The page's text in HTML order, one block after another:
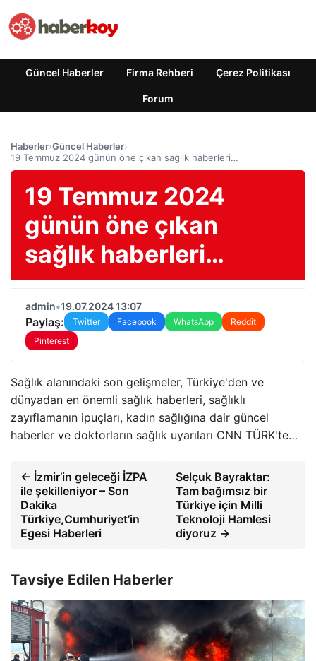
Güncel Haberler Firma Rehberi Çerez Politikası
Forum
Haberler›Güncel Haberler›
19 Temmuz 2024 günün öne çıkan sağlık haberleri…
19 Temmuz 2024
günün öne çıkan
sağlık haberleri…
admin•19.07.2024 13:07
Paylaş: Twitter Facebook WhatsApp
Reddit
Pinterest
Sağlık alanındaki son gelişmeler, Türkiye'den ve
dünyadan en önemli sağlık haberleri, sağlıklı
zayıflamanın ipuçları, kadın sağlığına dair güncel
haberler ve doktorların sağlık uyarıları CNN TÜRK'te…
← İzmir’in geleceği İZPA
ile şekilleniyor – Son
Dakika
Türkiye,Cumhuriyet’in
Egesi Haberleri
Selçuk Bayraktar:
Tam bağımsız bir
Türkiye için Milli
Teknoloji Hamlesi
diyoruz →
Tavsiye Edilen Haberler